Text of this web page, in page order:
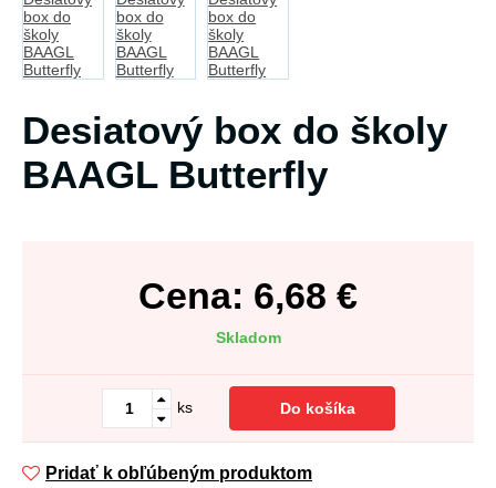
Desiatový box do školy
BAAGL Butterfly
Cena: 6,68 €
Skladom
ks Do košíka
Pridať k obľúbeným produktom